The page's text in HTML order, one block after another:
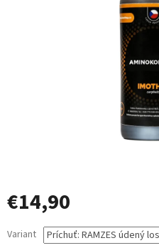
€14,90
Jednotková
cena:
Variant